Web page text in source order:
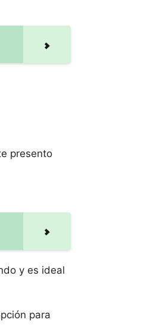
presento
y es ideal
para